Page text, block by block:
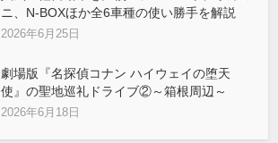
ニ、N-BOXほか全6車種の使い勝手を解説
2026年6月25日
劇場版『名探偵コナン ハイウェイの堕天
使』の聖地巡礼ドライブ②～箱根周辺～
2026年6月18日